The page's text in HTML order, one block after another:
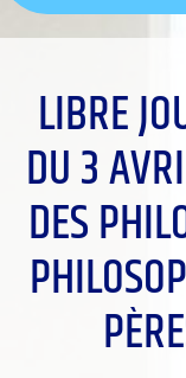
LIBRE
DU 3
DES